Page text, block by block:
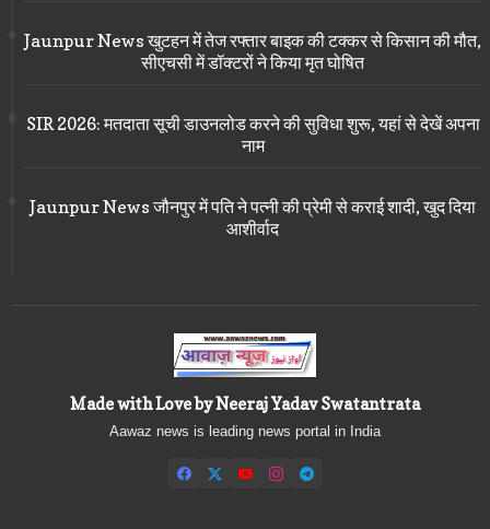
Jaunpur News खुटहन में तेज रफ्तार बाइक की टक्कर से किसान की मौत,
सीएचसी में डॉक्टरों ने किया मृत घोषित
SIR 2026: मतदाता सूची डाउनलोड करने की सुविधा शुरू, यहां से देखें अपना
नाम
Jaunpur News जौनपुर में पति ने पत्नी की प्रेमी से कराई शादी, खुद दिया
आशीर्वाद
Made with Love by Neeraj Yadav Swatantrata
Aawaz news is leading news portal in India